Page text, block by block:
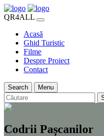
QR4ALL
Acasă
Ghid Turistic
Filme
Despre Proiect
Contact
Search
Menu
Codrii Pașcanilor